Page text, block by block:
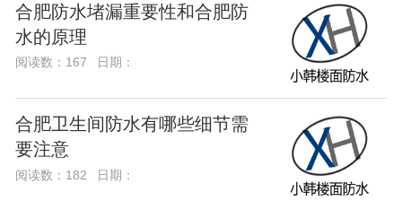
合肥防水堵漏重要性和合肥防
水的原理
阅读数：167 日期：
合肥卫生间防水有哪些细节需
要注意
阅读数：182 日期：